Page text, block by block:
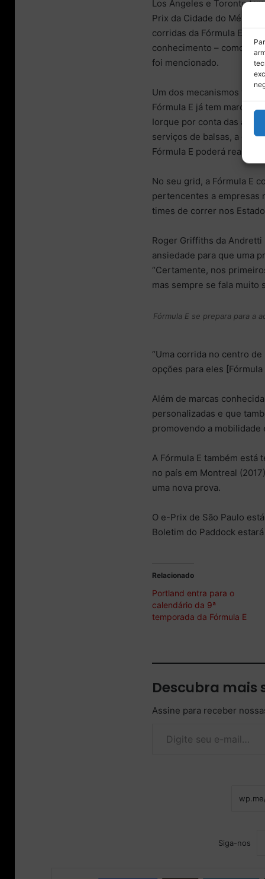
Los Angeles e Toronto
Prix da Cidade do México
corridas da Fórmula E
conhecimento – como a
foi mencionado.
Um dos mecanismos tem
Fórmula E já tem marcado
Iorque por conta das
serviços de balsas, a
Fórmula E poderá realizar
No seu grid, a Fórmula E
pertencentes a empresas
times de correr nos
Roger Griffiths da Andretti
ansiedade para que uma
“Certamente, nos
mas sempre se fala muito
Fórmula E se prepara para a
“Uma corrida no centro
opções para eles [Fórmula
Além de marcas
personalizadas e que
promovendo a mobilidade
A Fórmula E também está
no país em Montreal
uma nova prova.
O e-Prix de São Paulo
Boletim do Paddock
Relacionado
Portland entra para o
calendário da 9ª
temporada da Fórmula E
Descubra mais
Assine para receber
Siga-nos